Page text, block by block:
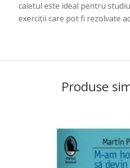
caietul este ideal pentru
exerciții care pot fi rezolvate
Produse